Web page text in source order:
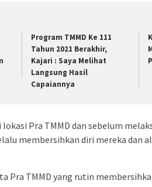
Program TMMD Ke 111
Tahun 2021 Berakhir,
Kajari : Saya Melihat
Langsung Hasil
Capaiannya
Pra TMMD dan sebelum
membersihkan diri mereka dan
Pra TMMD yang rutin